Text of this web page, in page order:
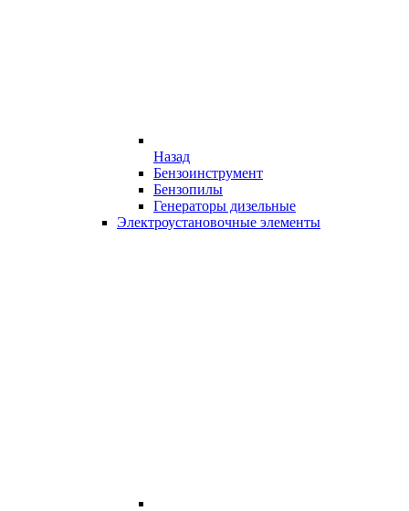
Назад
Бензоинструмент
Бензопилы
Генераторы дизельные
Электроустановочные элементы